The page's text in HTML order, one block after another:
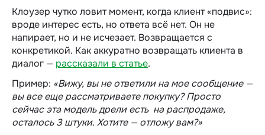
Клоузер чутко ловит момент, когда клиент «подвис»:
вроде интерес есть, но ответа всё нет. Он не
напирает, но и не исчезает. Возвращается с
конкретикой. Как аккуратно возвращать клиента в
диалог — рассказали в статье.
Пример: «Вижу, вы не ответили на мое сообщение —
вы все еще рассматриваете покупку? Просто
сейчас эта модель дрели есть на распродаже,
осталось 3 штуки. Хотите — отложу вам?»